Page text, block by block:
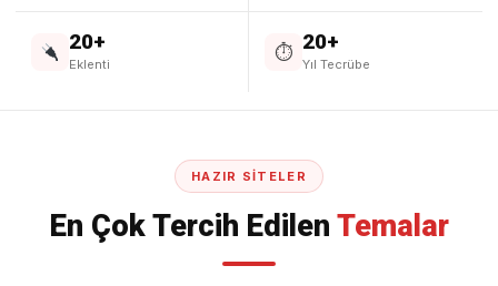
20+
Eklenti
⏱ 20+
Yıl Tecrübe
HAZIR SITELER
En Çok Tercih Edilen Temalar